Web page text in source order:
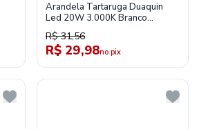
Arandela Tartaruga Duaquin
Led 20W 3.000K Branco
Tl020313
R$ 31,56
R$ 29,98no pix